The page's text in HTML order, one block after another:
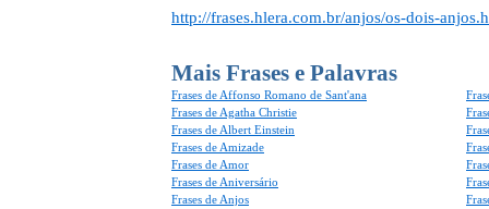
http://frases.hlera.com.br/anjos/os-dois-
Mais Frases e Palavras
Frases de Affonso Romano de Sant'ana
Frases de Agatha Christie
Frases de Albert Einstein
Frases de Amizade
Frases de Amor
Frases de Aniversário
Frases de Anjos